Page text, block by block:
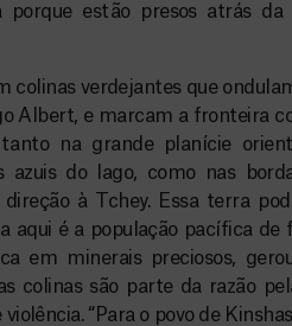
porque estão presos atrás
colinas verdejantes que
Albert, e marcam a fronteira
na grande planície
azuis do lago, como nas
à Tchey. Essa terra
aqui é a população pacífica de
em minerais preciosos,
colinas são parte da razão
“Para o povo de